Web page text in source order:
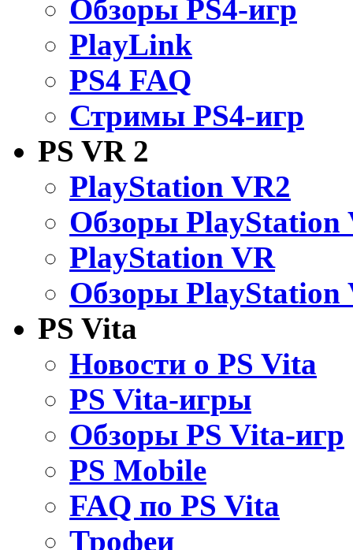
Обзоры PS4-игр
PlayLink
PS4 FAQ
Стримы PS4-игр
PS VR 2
PlayStation VR2
Обзоры PlayStation
PlayStation VR
Обзоры PlayStation
PS Vita
Новости о PS Vita
PS Vita-игры
Обзоры PS Vita-игр
PS Mobile
FAQ по PS Vita
Трофеи